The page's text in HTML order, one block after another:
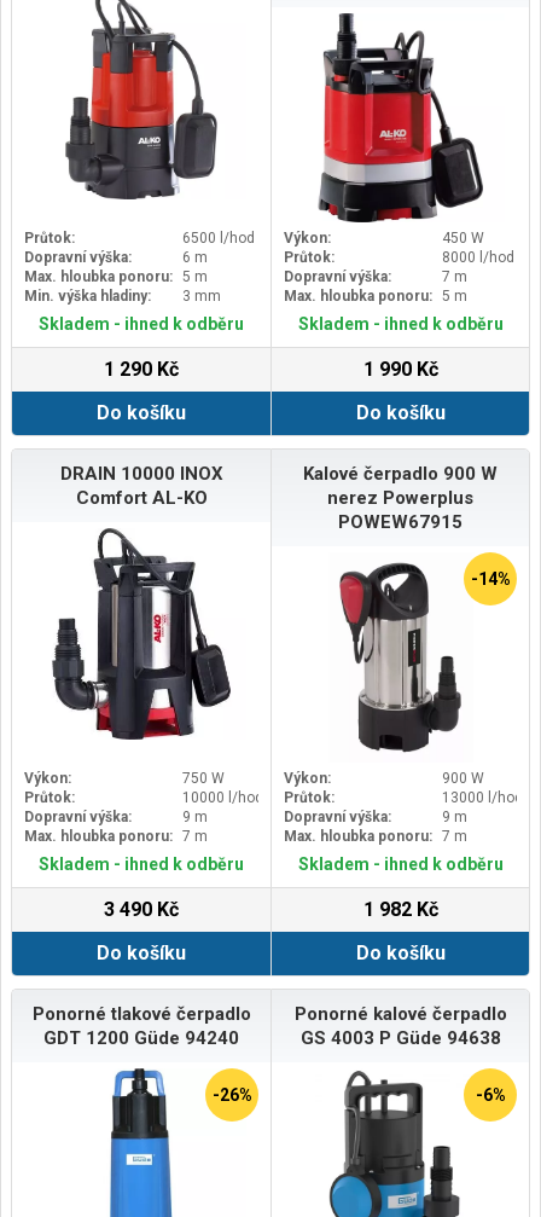
Průtok:
6500 l/hod
Dopravní výška:
6 m
Max. hloubka ponoru: 5 m
Min. výška hladiny:
3 mm
Skladem - ihned k odběru
1 290 Kč
Do košíku
Výkon:
450 W
Průtok:
8000 l/hod
Dopravní výška:
7 m
Max. hloubka ponoru: 5 m
Skladem - ihned k odběru
1 990 Kč
Do košíku
DRAIN 10000 INOX
Comfort AL-KO
Výkon:
750 W
Průtok:
10000 l/hod
Dopravní výška:
9 m
Max. hloubka ponoru: 7 m
Skladem - ihned k odběru
3 490 Kč
Do košíku
Kalové čerpadlo 900 W
nerez Powerplus
POWEW67915
-14%
Výkon:
900 W
Průtok:
13000 l/hod
Dopravní výška:
9 m
Max. hloubka ponoru: 7 m
Skladem - ihned k odběru
1 982 Kč
Do košíku
Ponorné tlakové čerpadlo
GDT 1200 Güde 94240
-26%
Ponorné kalové čerpadlo
GS 4003 P Güde 94638
-6%